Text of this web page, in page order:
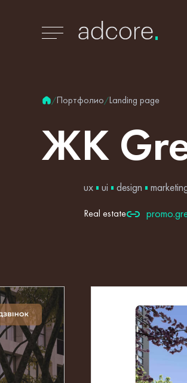
/Портфолио/Landing page
ЖК
ux ui design
Real estate